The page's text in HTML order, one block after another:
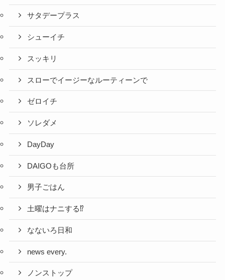
サタデープラス
シューイチ
スッキリ
スローでイージーなルーティーンで
ゼロイチ
ソレダメ
DayDay
DAIGOも台所
男子ごはん
土曜はナニする⁉
なないろ日和
news every.
ノンストップ